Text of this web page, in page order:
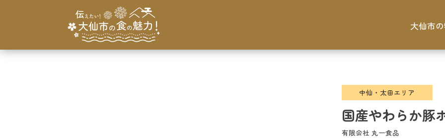
大仙市
中仙・太田エリア
国産やわらか豚
有限会社 丸一食品